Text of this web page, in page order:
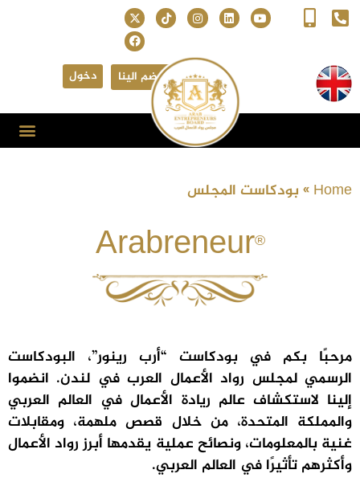
انضم الينا دخول
Home
» بودكاست المجلس
®
Arabreneur
مرحبًا بكم في بودكاست “أرب رينور”، البودكاست
الرسمي لمجلس رواد الأعمال العرب في لندن. انضموا
إلينا لاستكشاف عالم ريادة الأعمال في العالم العربي
والمملكة المتحدة، من خلال قصص ملهمة، ومقابلات
غنية بالمعلومات، ونصائح عملية يقدمها أبرز رواد الأعمال
وأكثرهم تأثيرًا في العالم العربي.